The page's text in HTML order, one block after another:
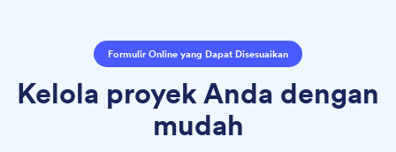
Formulir Online yang Dapat Disesuaikan
Kelola proyek Anda dengan
mudah